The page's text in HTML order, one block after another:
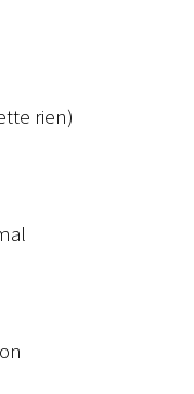
rien)